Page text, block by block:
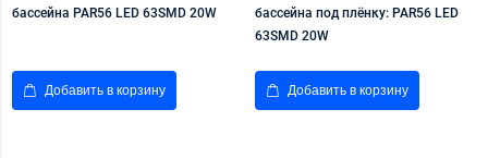
бассейна PAR56 LED 63SMD 20W
Добавить в корзину
бассейна под плёнку: PAR56 LED
63SMD 20W
Добавить в корзину